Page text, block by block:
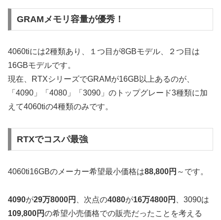
GRAMメモリ容量が優秀！
4060tiには2種類あり、１つ目が8GBモデル、２つ目は
16GBモデルです。
現在、RTXシリーズでGRAMが16GB以上あるのが、
「4090」「4080」「3090」のトップグレード3種類に加
えて4060tiの4種類のみです。
RTXでコスパ最強
4060ti16GBのメーカー希望最小価格は88,800円 ～です。
4090が29万8000円 、次点の4080が16万4800円
、3090は
109,800円の希望小売価格での販売だったことを考える